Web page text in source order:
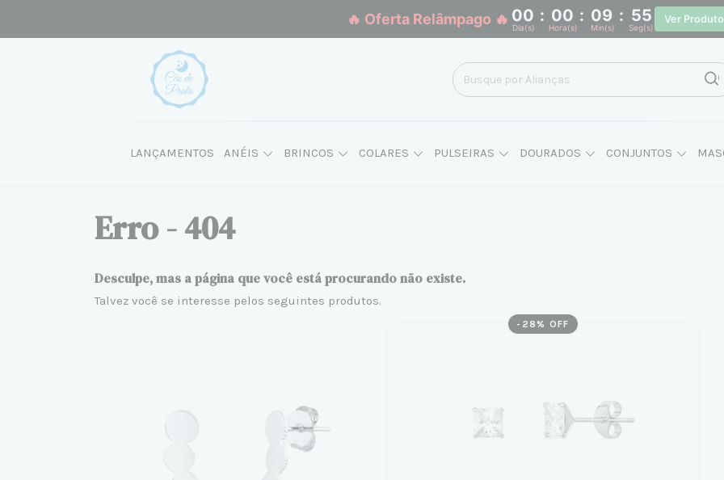
🔥 Oferta Relâmpago 🔥 00 : 00 : 09 : 54
Dia(s) Hora(s) Min(s) Seg(s)
Ver
LANÇAMENTOS ANÉIS BRINCOS COLARES PULSEIRAS DOURADOS CONJUNTOS
Erro - 404
Desculpe, mas a página que você está procurando não existe.
Talvez você se interesse pelos seguintes produtos.
- 28 % OFF